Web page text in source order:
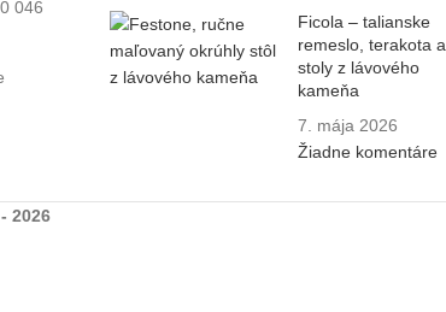
046
Ficola – talianske
remeslo, terakota a
stoly z lávového
kameňa
7. mája 2026
Žiadne komentáre
2026